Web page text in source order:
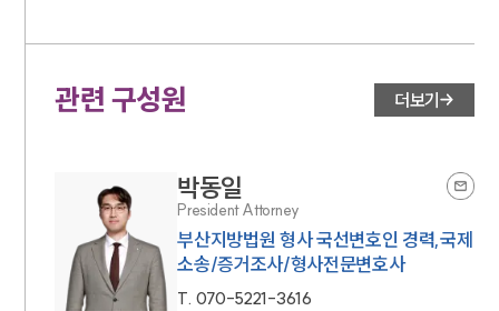
관련 구성원 더보기
박동일
President Attorney
부산지방법원 형사 국선변호인 경력,국제
소송/증거조사/형사전문변호사
T. 070-5221-3616